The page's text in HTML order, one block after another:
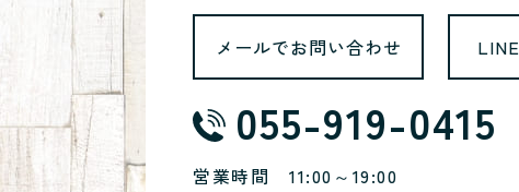
メールでお問い合わせ
055-919-0415
営業時間 11:00～19:00